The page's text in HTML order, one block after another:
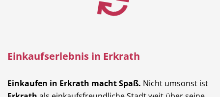
Einkaufserlebnis in Erkrath
Einkaufen in Erkrath macht Spaß. Nicht umsonst ist